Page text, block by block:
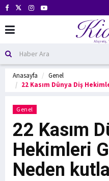
Anasayfa
Genel
22 Kasım Dünya Diş
Genel
22 Kasım
Hekimleri
Neden